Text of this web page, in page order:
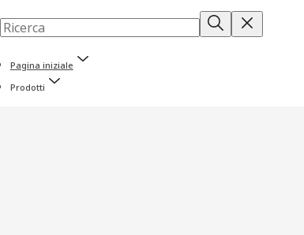
Pagina iniziale
Prodotti